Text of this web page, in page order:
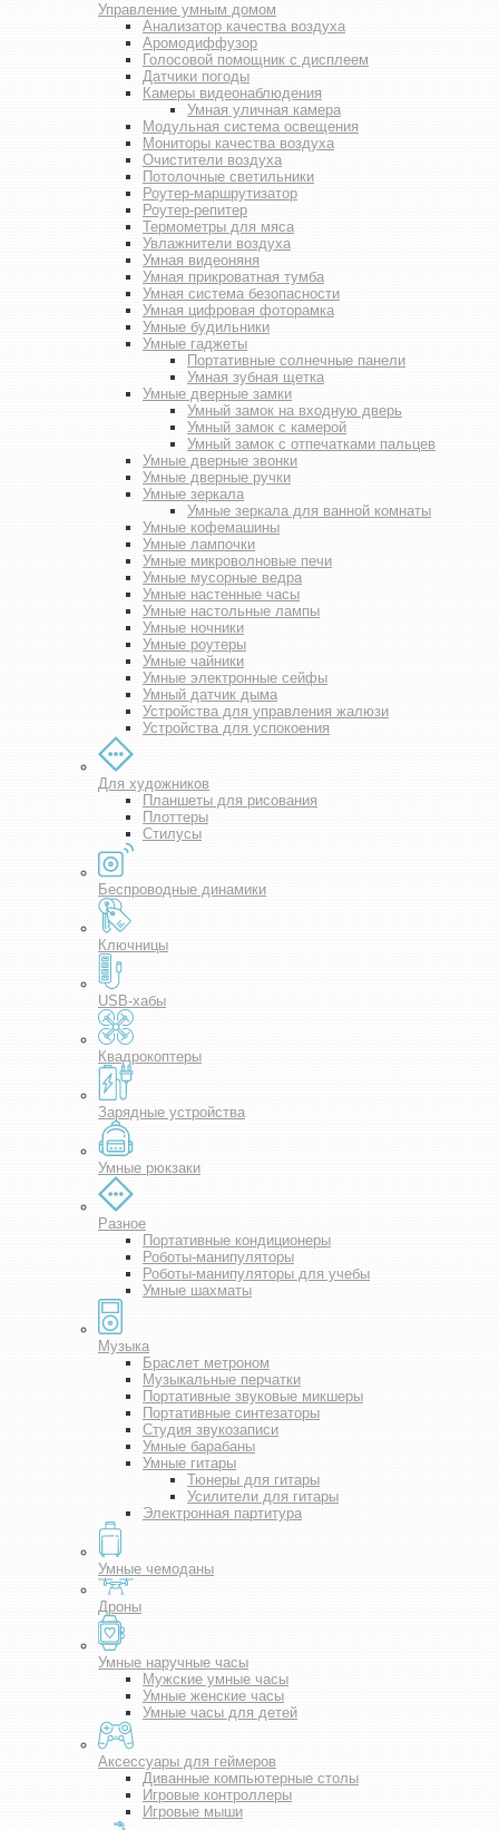
Управление умным домом
Анализатор качества воздуха
Аромодиффузор
Голосовой помощник с дисплеем
Датчики погоды
Камеры видеонаблюдения
Умная уличная камера
Модульная система освещения
Мониторы качества воздуха
Очистители воздуха
Потолочные светильники
Роутер-маршрутизатор
Роутер-репитер
Термометры для мяса
Увлажнители воздуха
Умная видеоняня
Умная прикроватная тумба
Умная система безопасности
Умная цифровая фоторамка
Умные будильники
Умные гаджеты
Портативные солнечные панели
Умная зубная щетка
Умные дверные замки
Умный замок на входную дверь
Умный замок с камерой
Умный замок с отпечатками пальцев
Умные дверные звонки
Умные дверные ручки
Умные зеркала
Умные зеркала для ванной комнаты
Умные кофемашины
Умные лампочки
Умные микроволновые печи
Умные мусорные ведра
Умные настенные часы
Умные настольные лампы
Умные ночники
Умные роутеры
Умные чайники
Умные электронные сейфы
Умный датчик дыма
Устройства для управления жалюзи
Устройства для успокоения
Для художников
Планшеты для рисования
Плоттеры
Стилусы
Беспроводные динамики
Ключницы
USB-хабы
Квадрокоптеры
Зарядные устройства
Умные рюкзаки
Разное
Портативные кондиционеры
Роботы-манипуляторы
Роботы-манипуляторы для учебы
Умные шахматы
Музыка
Браслет метроном
Музыкальные перчатки
Портативные звуковые микшеры
Портативные синтезаторы
Студия звукозаписи
Умные барабаны
Умные гитары
Тюнеры для гитары
Усилители для гитары
Электронная партитура
Умные чемоданы
Дроны
Умные наручные часы
Мужские умные часы
Умные женские часы
Умные часы для детей
Аксессуары для геймеров
Диванные компьютерные столы
Игровые контроллеры
Игровые мыши